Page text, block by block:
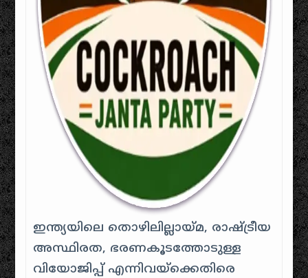
ഇന്ത്യയിലെ തൊഴിലില്ലായ്മ, രാഷ്ട്രീയ
അസ്ഥിരത, ഭരണകൂടത്തോടുള്ള
വിയോജിപ്പ് എന്നിവയ്ക്കെതിരെ